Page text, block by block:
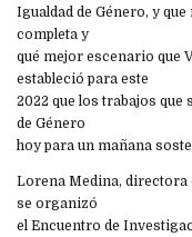
Igualdad de Género, y
completa y
qué mejor escenario que
estableció para este
2022 que los trabajos que
de Género
hoy para un mañana
Lorena Medina, directora
se organizó
el Encuentro de